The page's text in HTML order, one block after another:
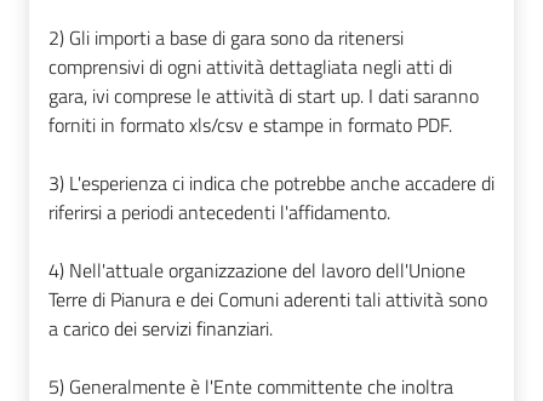
2) Gli importi a base di gara sono da ritenersi
comprensivi di ogni attività dettagliata negli atti di
gara, ivi comprese le attività di start up. I dati saranno
forniti in formato xls/csv e stampe in formato PDF.
3) L'esperienza ci indica che potrebbe anche accadere di
riferirsi a periodi antecedenti l'affidamento.
4) Nell'attuale organizzazione del lavoro dell'Unione
Terre di Pianura e dei Comuni aderenti tali attività sono
a carico dei servizi finanziari.
5) Generalmente è l'Ente committente che inoltra